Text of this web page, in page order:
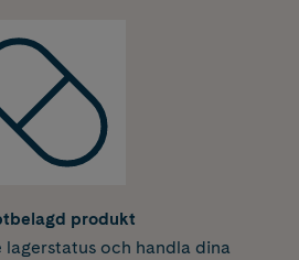
produkt
lagerstatus och handla dina